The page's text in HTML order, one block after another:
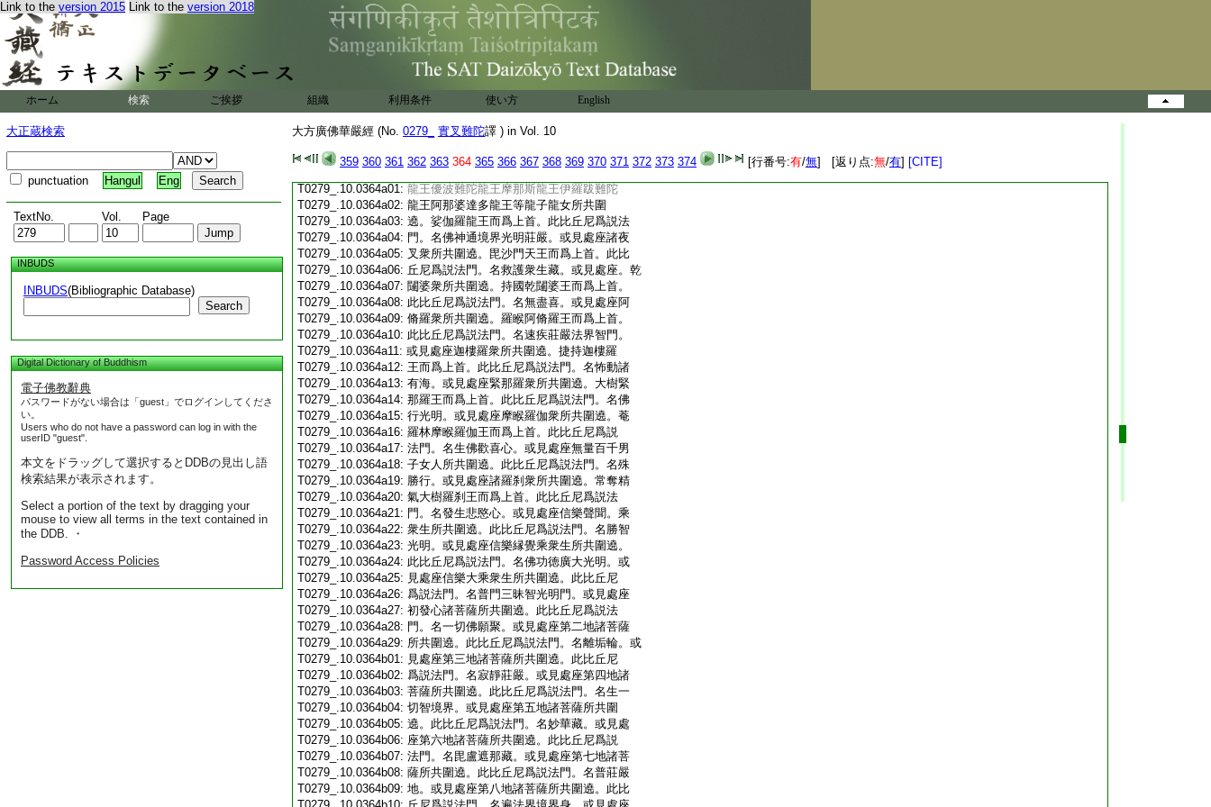
Link to the version 2015 Link to the version 2018
ホーム 検索 ご挨拶 組織 利用条件 使い方 English
大正蔵検索
punctuation Hangul Eng
TextNo. Vol. Page
INBUDS
INBUDS(Bibliographic Database)
Search
Digital Dictionary of Buddhism
電子佛教辭典
パスワードがない場合は「guest」でログインしてくださ
い。
Users who do not have a password can log in with the
userID "guest".
本文をドラッグして選択するとDDBの見出し語
検索結果が表示されます。
Select a portion of the text by dragging your
mouse to view all terms in the text contained in
the DDB. ・
Password Access Policies
大方廣佛華嚴經 (No. 0279_ 實叉難陀譯 ) in Vol. 10
359 360 361 362 363 364 365 366 367 368 369 370 371 372 373 374 [行番号:有/無] [返り点:無/有] [CITE]
T0279_.10.0363c19:天女所共圍遶。自在天王而爲上首。此比丘
T0279_.10.0363c20: 尼爲説法門。名菩薩清淨心。或見處座善變
T0279_.10.0363c21:化天天子天女所共圍遶。善化天王而爲上
T0279_.10.0363c22:
首。此比丘尼爲説法門。名一切法善莊嚴。或
見處座兜率陀天天子天女所共圍遶。兜率
T0279_.10.0363c24:天王而爲上首。此比丘尼爲説法門。名心藏
T0279_.10.0363c25:旋。或見處座須夜摩天天子天女所共圍遶
T0279_.10.0363c26:夜摩天王而爲上首。此比丘尼爲説法門。名
T0279_.10.0363c27:無邊莊嚴。或見處座三十三天天子天女所
T0279_.10.0363c28: 共圍遶。釋提桓因而爲上首。此比丘尼爲説
T0279_.10.0364a01: 龍王優波難陀龍王摩那斯龍王伊羅跋難陀
T0279_.10.0364a02: 龍王阿那婆達多龍王等龍子龍女所共圍
T0279_.10.0364a03: 遶。娑伽羅龍王而爲上首。此比丘尼爲説法
T0279_.10.0364a04: 門。名佛神通境界光明莊嚴。或見處座諸夜
T0279_.10.0364a05: 叉衆所共圍遶。毘沙門天王而爲上首。此比
T0279_.10.0364a06: 丘尼爲説法門。名救護衆生藏。或見處座。乾
T0279_.10.0364a07: 闥婆衆所共圍遶。持國乾闥婆王而爲上首。
T0279_.10.0364a08: 此比丘尼爲説法門。名無盡喜。或見處座阿
T0279_.10.0364a09: 脩羅衆所共圍遶。羅睺阿脩羅王而爲上首。
T0279_.10.0364a10: 此比丘尼爲説法門。名速疾莊嚴法界智門。
T0279_.10.0364a11: 或見處座迦樓羅衆所共圍遶。捷持迦樓羅
T0279_.10.0364a12: 王而爲上首。此比丘尼爲説法門。名怖動諸
T0279_.10.0364a13: 有海。或見處座緊那羅衆所共圍遶。大樹緊
T0279_.10.0364a14: 那羅王而爲上首。此比丘尼爲説法門。名佛
T0279_.10.0364a15: 行光明。或見處座摩睺羅伽衆所共圍遶。菴
T0279_.10.0364a16: 羅林摩睺羅伽王而爲上首。此比丘尼爲説
T0279_.10.0364a17: 法門。名生佛歡喜心。或見處座無量百千男
T0279_.10.0364a18: 子女人所共圍遶。此比丘尼爲説法門。名殊
T0279_.10.0364a19: 勝行。或見處座諸羅刹衆所共圍遶。常奪精
T0279_.10.0364a20: 氣大樹羅刹王而爲上首。此比丘尼爲説法
T0279_.10.0364a21: 門。名發生悲愍心。或見處座信樂聲聞。乘
T0279_.10.0364a22: 衆生所共圍遶。此比丘尼爲説法門。名勝智
T0279_.10.0364a23: 光明。或見處座信樂縁覺乘衆生所共圍遶。
T0279_.10.0364a24: 此比丘尼爲説法門。名佛功徳廣大光明。或
T0279_.10.0364a25: 見處座信樂大乘衆生所共圍遶。此比丘尼
T0279_.10.0364a26: 爲説法門。名普門三昧智光明門。或見處座
T0279_.10.0364a27: 初發心諸菩薩所共圍遶。此比丘尼爲説法
T0279_.10.0364a28: 門。名一切佛願聚。或見處座第二地諸菩薩
T0279_.10.0364a29: 所共圍遶。此比丘尼爲説法門。名離垢輪。或
T0279_.10.0364b01: 見處座第三地諸菩薩所共圍遶。此比丘尼
T0279_.10.0364b02: 爲説法門。名寂靜莊嚴。或見處座第四地諸
T0279_.10.0364b03: 菩薩所共圍遶。此比丘尼爲説法門。名生一
T0279_.10.0364b04: 切智境界。或見處座第五地諸菩薩所共圍
T0279_.10.0364b05: 遶。此比丘尼爲説法門。名妙華藏。或見處
T0279_.10.0364b06: 座第六地諸菩薩所共圍遶。此比丘尼爲説
T0279_.10.0364b07: 法門。名毘盧遮那藏。或見處座第七地諸菩
T0279_.10.0364b08: 薩所共圍遶。此比丘尼爲説法門。名普莊嚴
T0279_.10.0364b09: 地。或見處座第八地諸菩薩所共圍遶。此比